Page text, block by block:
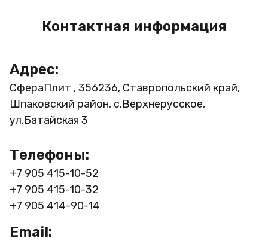
Контактная информация
Адрес:
СфераПлит , 356236, Ставропольский край,
Шпаковский район, с.Верхнерусское,
ул.Батайская 3
Телефоны:
+7 905 415-10-52
+7 905 415-10-32
+7 905 414-90-14
Email: